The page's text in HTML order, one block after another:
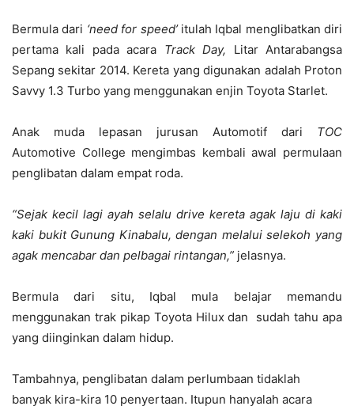
Bermula dari ‘need for speed’itulah Iqbal menglibatkan diri
pertama kali pada acara Track Day, Litar Antarabangsa
Sepang sekitar 2014. Kereta yang digunakan adalah Proton
Savvy 1.3 Turbo yang menggunakan enjin Toyota Starlet.
Anak muda lepasan jurusan Automotif dari TOC
Automotive College mengimbas kembali awal permulaan
penglibatan dalam empat roda.
“Sejak kecil lagi ayah selalu drive kereta agak laju di kaki
kaki bukit Gunung Kinabalu, dengan melalui selekoh yang
agak mencabar dan pelbagai rintangan,” jelasnya.
Bermula dari situ, Iqbal mula belajar memandu
menggunakan trak pikap Toyota Hilux dan sudah tahu apa
yang diinginkan dalam hidup.
Tambahnya, penglibatan dalam perlumbaan tidaklah
banyak kira-kira 10 penyertaan. Itupun hanyalah acara